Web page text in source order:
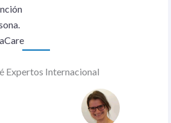
Expertos Internacional